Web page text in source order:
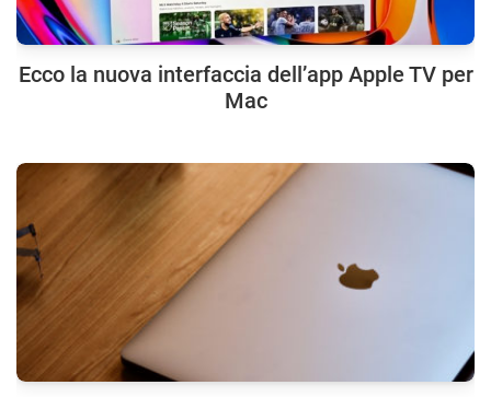
Ecco la nuova interfaccia dell’app Apple TV per
Mac